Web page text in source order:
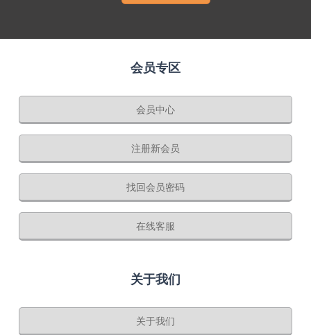
会员专区
会员中心
注册新会员
找回会员密码
在线客服
关于我们
关于我们